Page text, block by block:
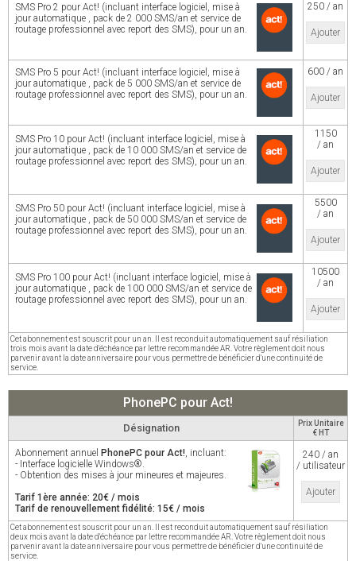
SMS Pro 2 pour Act! (incluant interface logiciel, mise à
jour automatique , pack de 2 000 SMS/an et service de
routage professionnel avec report des SMS), pour un an.
250 / an
Ajouter
SMS Pro 5 pour Act! (incluant interface logiciel, mise à
jour automatique , pack de 5 000 SMS/an et service de
routage professionnel avec report des SMS), pour un an.
600 / an
Ajouter
SMS Pro 10 pour Act! (incluant interface logiciel, mise à
jour automatique , pack de 10 000 SMS/an et service de
routage professionnel avec report des SMS), pour un an.
1150
/ an
Ajouter
SMS Pro 50 pour Act! (incluant interface logiciel, mise à
jour automatique , pack de 50 000 SMS/an et service de
routage professionnel avec report des SMS), pour un an.
5500
/ an
Ajouter
SMS Pro 100 pour Act! (incluant interface logiciel, mise à
jour automatique , pack de 100 000 SMS/an et service de
routage professionnel avec report des SMS), pour un an.
10500
/ an
Ajouter
Cet abonnement est souscrit pour un an. Il est reconduit automatiquement sauf résiliation
trois mois avant la date d'échéance par lettre recommandée AR. Votre règlement doit nous
parvenir avant la date anniversaire pour vous permettre de bénéficier d'une continuité de
service.
PhonePC pour Act!
Désignation
Prix Unitaire
€ HT
Abonnement annuel PhonePC pour Act!, incluant:
- Interface logicielle Windows®.
- Obtention des mises à jour mineures et majeures.
Tarif 1ère année: 20€ / mois
Tarif de renouvellement fidélité: 15€ / mois
240 / an
/ utilisateur
Ajouter
Cet abonnement est souscrit pour un an. Il est reconduit automatiquement sauf résiliation
deux mois avant la date d'échéance par lettre recommandée AR. Votre règlement doit nous
parvenir avant la date anniversaire pour vous permettre de bénéficier d'une continuité de
service.